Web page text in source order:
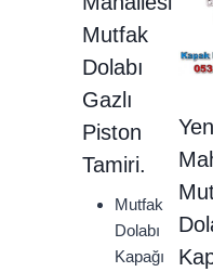
Mutfak
Dolabı
Gazlı
Piston
Tamiri.
Mutfak
Dolabı
Kapağı